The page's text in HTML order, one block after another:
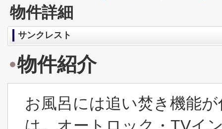
物件詳細
サンクレスト
物件紹介
お風呂には追い焚き機能